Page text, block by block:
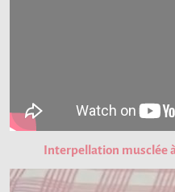
Interpellation musclée